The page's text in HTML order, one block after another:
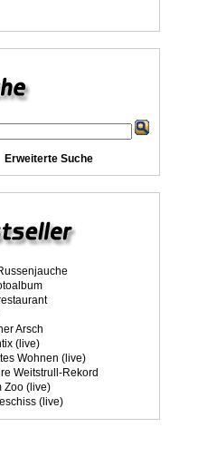
Erweiterte Suche
Arsch
(live)
Wohnen (live)
Weitstrull-Rekord
Zoo (live)
(live)